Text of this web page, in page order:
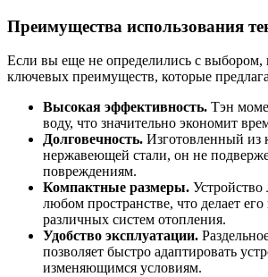
Преимущества использования
Если вы еще не определились с выбором,
ключевых преимуществ, которые
Высокая эффективность. Тэн
воду, что значительно экономит
Долговечность. Изготовленный из
нержавеющей стали, он не
повреждениям.
Компактные размеры. Устройство
любом пространстве, что делает
различных систем отопления.
Удобство эксплуатации.
позволяет быстро адаптировать
изменяющимся условиям.